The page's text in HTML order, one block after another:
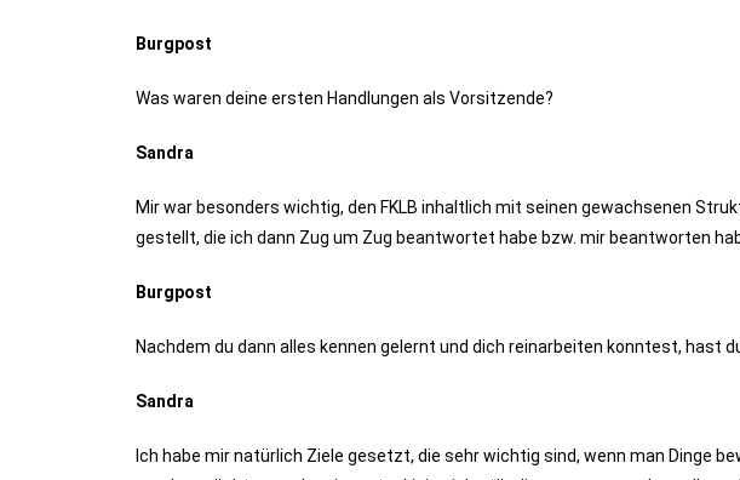
Burgpost
Was waren deine ersten Handlungen als Vorsitzende?
Sandra
Mir war besonders wichtig, den FKLB inhaltlich mit seinen gewachsenen
gestellt, die ich dann Zug um Zug beantwortet habe bzw. mir beantworten
Burgpost
Nachdem du dann alles kennen gelernt und dich reinarbeiten konntest, hast
Sandra
Ich habe mir natürlich Ziele gesetzt, die sehr wichtig sind, wenn man Dinge